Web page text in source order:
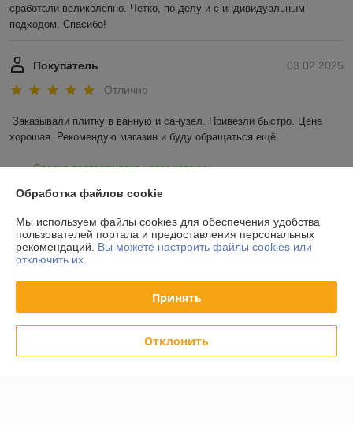
сработали великолепно. Четко, по делу и с индивидуальным
подходом. Спасибо!
03.02.2025
Покупатель
Отлично
Заказывали плитку в ванную и санузел. Привезли быстро. Цена
хорошая. Рекомендую магазин и буду обращаться ещё.
Сделка подтверждена через корзину
О нас
Обработка файлов cookie
Мы используем файлы cookies для обеспечения удобства
пользователей портала и предоставления персональных
рекомендаций. Вы можете настроить файлы cookies или
отключить их.
Принять
Отклонить